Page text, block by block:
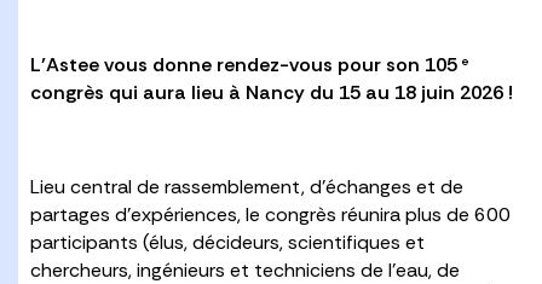
L’Astee vous donne rendez-vous pour son 105 e
congrès qui aura lieu à Nancy du 15 au 18 juin 2026 !
Lieu central de rassemblement, d’échanges et de
partages d’expériences, le congrès réunira plus de 600
participants (élus, décideurs, scientifiques et
chercheurs, ingénieurs et techniciens de l’eau, de